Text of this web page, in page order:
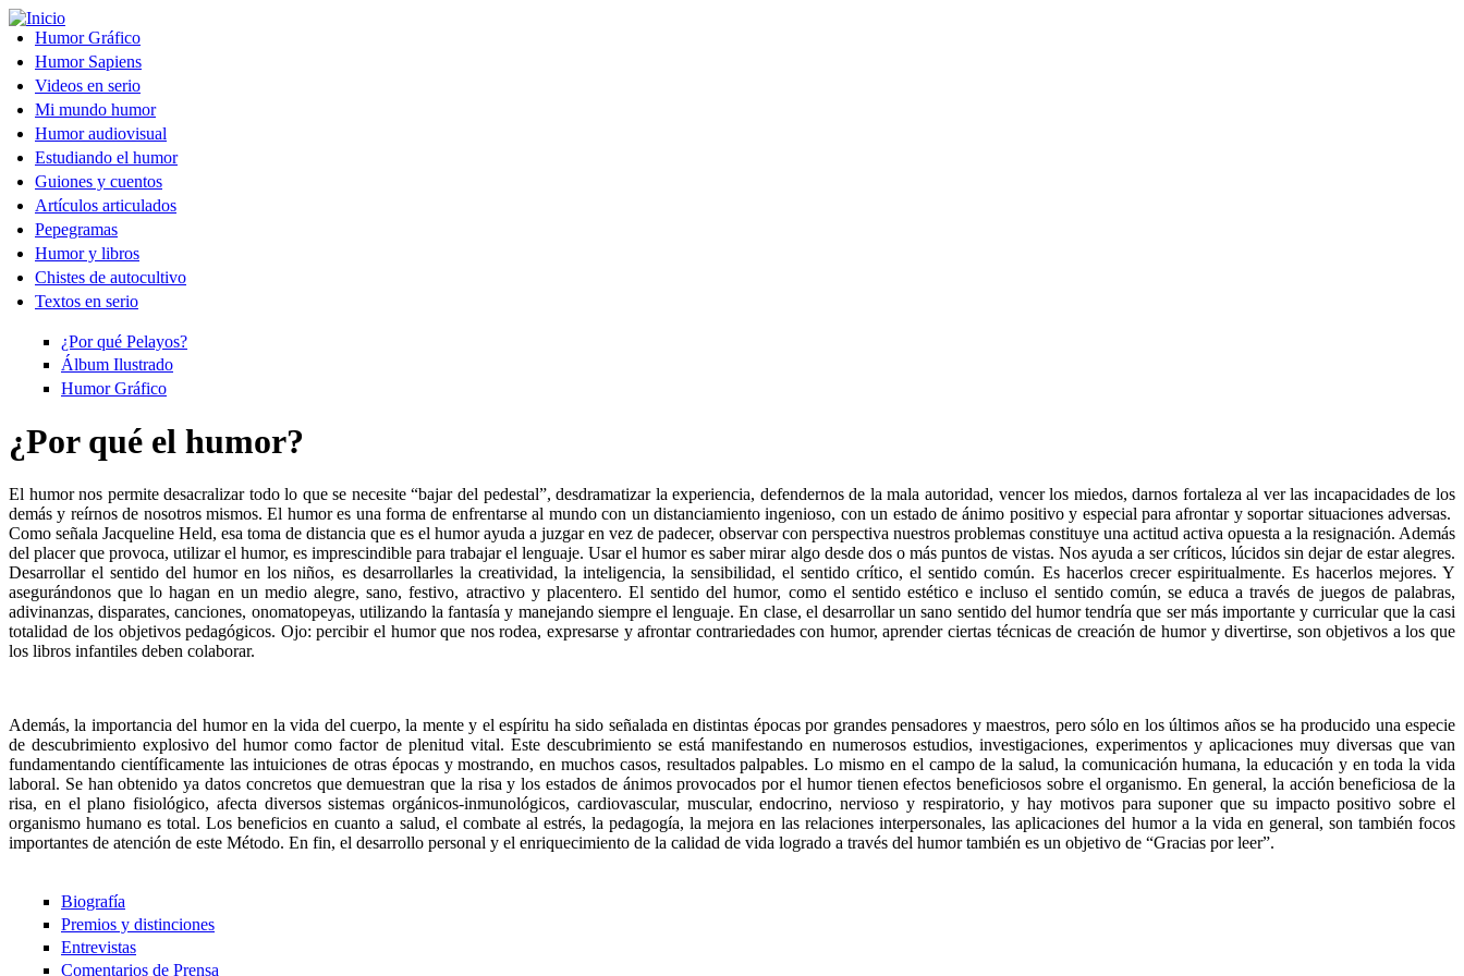
Pasar al contenido principal
Humor Gráfico
Humor Sapiens
Videos en serio
Mi mundo humor
Humor audiovisual
Estudiando el humor
Guiones y cuentos
Artículos articulados
Pepegramas
Humor y libros
Chistes de autocultivo
Textos en serio
¿Por qué Pelayos?
Álbum Ilustrado
Humor Gráfico
¿Por qué el humor?
El humor nos permite desacralizar todo lo que se necesite “bajar del pedestal”, desdramatizar la experiencia, defendernos de la mala autoridad, vencer los miedos, darnos fortaleza al ver las incapacidades de los
demás y reírnos de nosotros mismos. El humor es una forma de enfrentarse al mundo con un distanciamiento ingenioso, con un estado de ánimo positivo y especial para afrontar y soportar situaciones adversas.
Como señala Jacqueline Held, esa toma de distancia que es el humor ayuda a juzgar en vez de padecer, observar con perspectiva nuestros problemas constituye una actitud activa opuesta a la resignación. Además
del placer que provoca, utilizar el humor, es imprescindible para trabajar el lenguaje. Usar el humor es saber mirar algo desde dos o más puntos de vistas. Nos ayuda a ser críticos, lúcidos sin dejar de estar alegres.
Desarrollar el sentido del humor en los niños, es desarrollarles la creatividad, la inteligencia, la sensibilidad, el sentido crítico, el sentido común. Es hacerlos crecer espiritualmente. Es hacerlos mejores. Y
asegurándonos que lo hagan en un medio alegre, sano, festivo, atractivo y placentero. El sentido del humor, como el sentido estético e incluso el sentido común, se educa a través de juegos de palabras,
adivinanzas, disparates, canciones, onomatopeyas, utilizando la fantasía y manejando siempre el lenguaje. En clase, el desarrollar un sano sentido del humor tendría que ser más importante y curricular que la casi
totalidad de los objetivos pedagógicos. Ojo: percibir el humor que nos rodea, expresarse y afrontar contrariedades con humor, aprender ciertas técnicas de creación de humor y divertirse, son objetivos a los que
los libros infantiles deben colaborar.
Además, la importancia del humor en la vida del cuerpo, la mente y el espíritu ha sido señalada en distintas épocas por grandes pensadores y maestros, pero sólo en los últimos años se ha producido una especie
de descubrimiento explosivo del humor como factor de plenitud vital. Este descubrimiento se está manifestando en numerosos estudios, investigaciones, experimentos y aplicaciones muy diversas que van
fundamentando científicamente las intuiciones de otras épocas y mostrando, en muchos casos, resultados palpables. Lo mismo en el campo de la salud, la comunicación humana, la educación y en toda la vida
laboral. Se han obtenido ya datos concretos que demuestran que la risa y los estados de ánimos provocados por el humor tienen efectos beneficiosos sobre el organismo. En general, la acción beneficiosa de la
risa, en el plano fisiológico, afecta diversos sistemas orgánicos-inmunológicos, cardiovascular, muscular, endocrino, nervioso y respiratorio, y hay motivos para suponer que su impacto positivo sobre el
organismo humano es total. Los beneficios en cuanto a salud, el combate al estrés, la pedagogía, la mejora en las relaciones interpersonales, las aplicaciones del humor a la vida en general, son también focos
importantes de atención de este Método. En fin, el desarrollo personal y el enriquecimiento de la calidad de vida logrado a través del humor también es un objetivo de “Gracias por leer”.
Biografía
Premios y distinciones
Entrevistas
Comentarios de Prensa